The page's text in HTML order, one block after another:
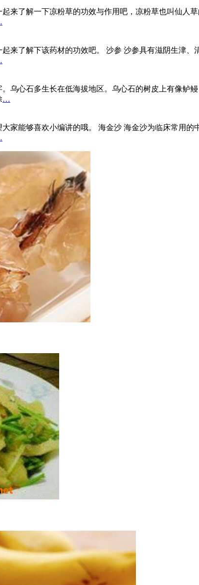
来了解一下凉粉草的功效与作用吧，凉粉草也叫仙人
来了解下该药材的功效吧。 沙参 沙参具有滋阴生津
乌心石多生长在低海拔地区。乌心石的树皮上有像鲈
…
家能够喜欢小编讲的哦。 海金沙 海金沙为临床常用